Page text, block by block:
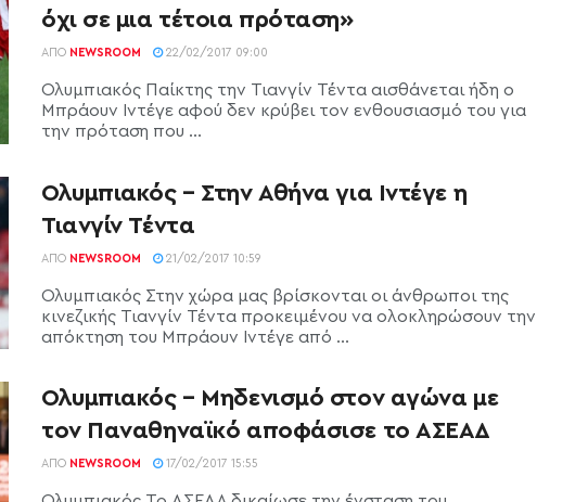
όχι σε μια τέτοια πρόταση»
ΑΠΌ NEWSROOM 22/02/2017 09:00
Ολυμπιακός Παίκτης την Τιανγίν Τέντα αισθάνεται ήδη ο
Μπράουν Ιντέγε αφού δεν κρύβει τον ενθουσιασμό του για
την πρόταση που ...
Ολυμπιακός – Στην Αθήνα για Ιντέγε η
Τιανγίν Τέντα
ΑΠΌ NEWSROOM 21/02/2017 10:59
Ολυμπιακός Στην χώρα μας βρίσκονται οι άνθρωποι της
κινεζικής Τιανγίν Τέντα προκειμένου να ολοκληρώσουν την
απόκτηση του Μπράουν Ιντέγε από ...
Ολυμπιακός – Μηδενισμό στον αγώνα με
τον Παναθηναϊκό αποφάσισε το ΑΣΕΑΔ
ΑΠΌ NEWSROOM 17/02/2017 15:55